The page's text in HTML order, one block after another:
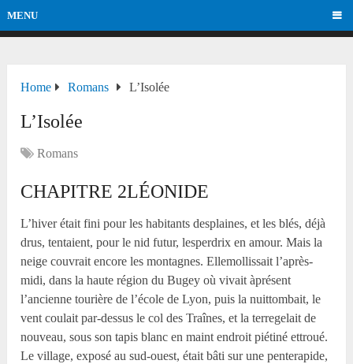
MENU
Home Romans L’Isolée
L’Isolée
Romans
CHAPITRE 2LÉONIDE
L’hiver était fini pour les habitants desplaines, et les blés, déjà
drus, tentaient, pour le nid futur, lesperdrix en amour. Mais la
neige couvrait encore les montagnes. Ellemollissait l’après-
midi, dans la haute région du Bugey où vivait àprésent
l’ancienne tourière de l’école de Lyon, puis la nuittombait, le
vent coulait par-dessus le col des Traînes, et la terregelait de
nouveau, sous son tapis blanc en maint endroit piétiné ettroué.
Le village, exposé au sud-ouest, était bâti sur une penterapide,